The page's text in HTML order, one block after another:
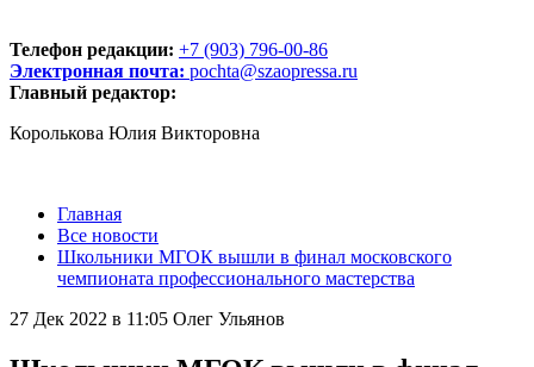
Телефон редакции: +7 (903) 796-00-86
Электронная почта: pochta@szaopressa.ru
Главный редактор:
Королькова Юлия Викторовна
Главная
Все новости
Школьники МГОК вышли в финал московского
чемпионата профессионального мастерства
27 Дек 2022 в 11:05 Олег Ульянов